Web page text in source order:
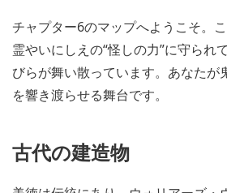
チャプター6のマップへようこそ。
霊やいにしえの“怪しの力”に守られ
びらが舞い散っています。あなたが
を響き渡らせる舞台です。
古代の建造物